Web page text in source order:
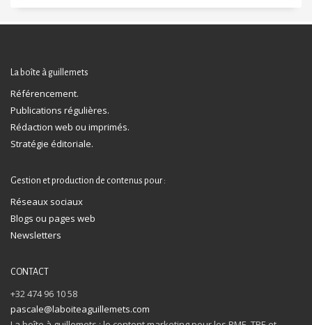
La boîte à guillemets
Référencement.
Publications régulières.
Rédaction web ou imprimés.
Stratégie éditoriale.
Gestion et production de contenus pour :
Réseaux sociaux
Blogs ou pages web
Newsletters
CONTACT
+32 474 96 10 58
pascale@laboiteaguillemets.com